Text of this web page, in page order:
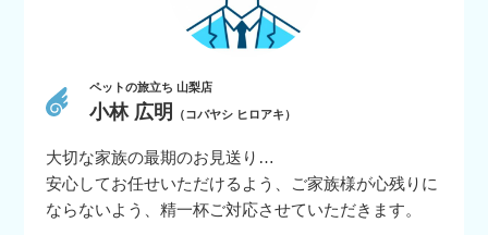
ペットの旅立ち 山梨店
小林 広明 （コバヤシ ヒロアキ）
大切な家族の最期のお見送り…
安心してお任せいただけるよう、ご家族様が心残りに
ならないよう、精一杯ご対応させていただきます。